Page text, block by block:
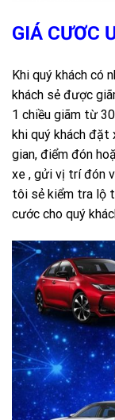
GIÁ CƯƠC
Khi quý khách có
khách sẻ được
1 chiều giãm từ
khi quý khách đặt
gian, điểm đón
xe , gửi vị trí đón
tôi sẻ kiểm tra lộ
cước cho quý